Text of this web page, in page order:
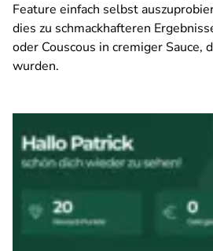
Feature einfach selbst
dies zu schmackhafteren
oder Couscous in cremiger Sauce,
wurden.